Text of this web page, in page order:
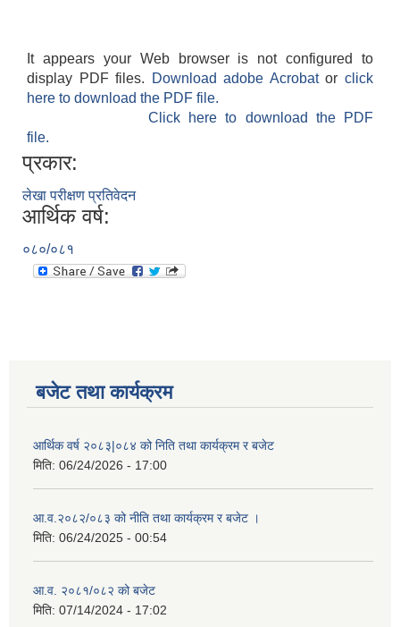
It appears your Web browser is not configured to
display PDF files.
Download adobe Acrobatorclick
here to download the PDF file.
Click here to download the PDF
file.
प्रकार:
लेखा परीक्षण प्रतिवेदन
आर्थिक वर्ष:
०८०/०८१
बजेट तथा कार्यक्रम
आर्थिक वर्ष २०८३|०८४ को निति तथा कार्यक्रम र बजेट
मिति: 06/24/2026 - 17:00
आ.व.२०८२/०८३ को नीति तथा कार्यक्रम र बजेट ।
मिति: 06/24/2025 - 00:54
आ.व. २०८१/०८२ को बजेट
मिति: 07/14/2024 - 17:02